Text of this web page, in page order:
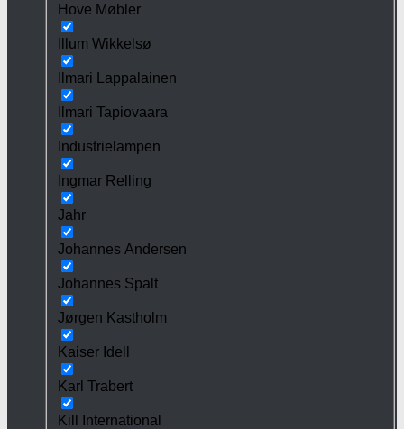
Hove Møbler
Illum Wikkelsø
Ilmari Lappalainen
Ilmari Tapiovaara
Industrielampen
Ingmar Relling
Jahr
Johannes Andersen
Johannes Spalt
Jørgen Kastholm
Kaiser Idell
Karl Trabert
Kill International